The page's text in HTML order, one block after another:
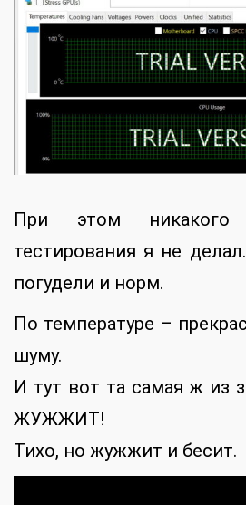
При этом никакого
тестирования я не
погудели и норм.
По температуре –
шуму.
И тут вот та самая ж из
ЖУЖЖИТ!
Тихо, но жужжит и бесит.